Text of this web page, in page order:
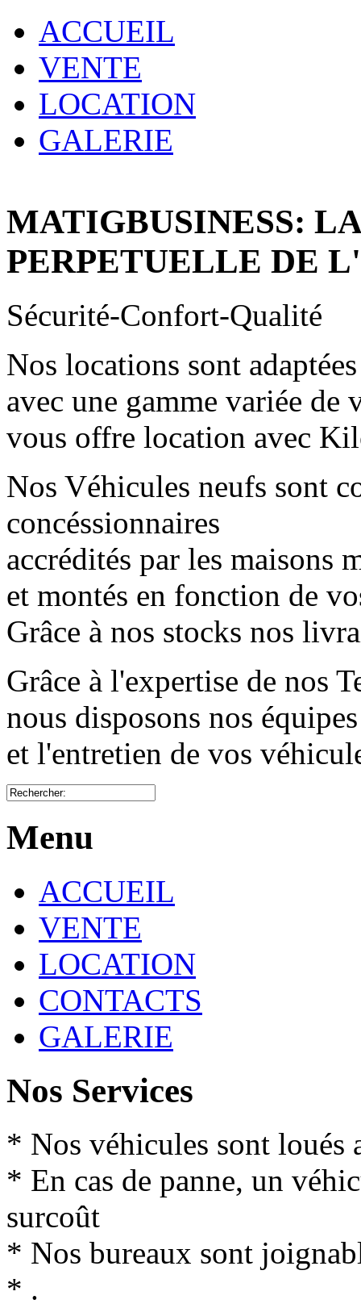
ACCUEIL
VENTE
LOCATION
GALERIE
MATIGBUSINESS:
PERPETUELLE DE
Sécurité-Confort-Qualité
Nos locations sont
avec une gamme variée
vous offre location avec
Nos Véhicules neufs sont
concéssionnaires
accrédités par les maisons
et montés en fonction de
Grâce à nos stocks nos
Grâce à l'expertise de nos
nous disposons nos
et l'entretien de vos
Menu
ACCUEIL
VENTE
LOCATION
CONTACTS
GALERIE
Nos Services
* Nos véhicules sont loués
* En cas de panne, un
surcoût
* Nos bureaux sont
* .